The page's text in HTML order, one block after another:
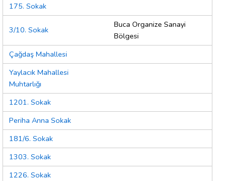
175. Sokak
3/10. Sokak
Buca Organize Sanayi
Bölgesi
Çağdaş Mahallesi
Yaylacık Mahallesi
Muhtarlığı
1201. Sokak
Periha Anna Sokak
181/6. Sokak
1303. Sokak
1226. Sokak